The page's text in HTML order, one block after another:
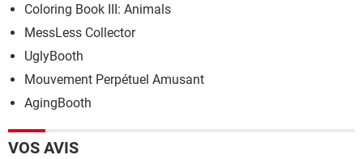
Coloring Book III: Animals
MessLess Collector
UglyBooth
Mouvement Perpétuel Amusant
AgingBooth
VOS AVIS